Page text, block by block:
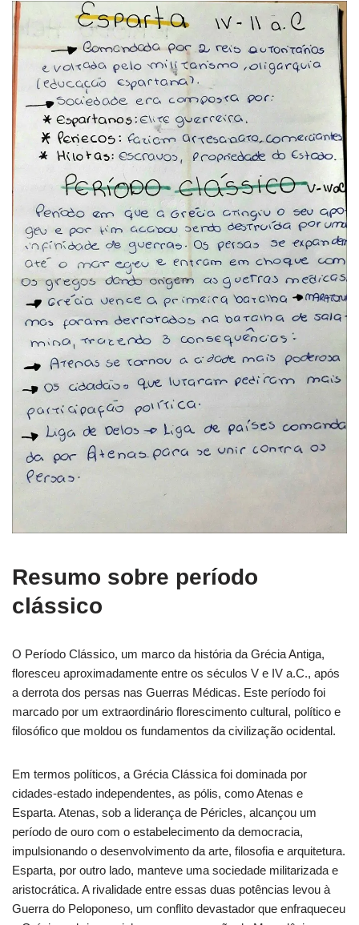
Resumo sobre período
clássico
O Período Clássico, um marco da história da Grécia Antiga,
floresceu aproximadamente entre os séculos V e IV a.C., após
a derrota dos persas nas Guerras Médicas. Este período foi
marcado por um extraordinário florescimento cultural, político e
filosófico que moldou os fundamentos da civilização ocidental.
Em termos políticos, a Grécia Clássica foi dominada por
cidades-estado independentes, as pólis, como Atenas e
Esparta. Atenas, sob a liderança de Péricles, alcançou um
período de ouro com o estabelecimento da democracia,
impulsionando o desenvolvimento da arte, filosofia e arquitetura.
Esparta, por outro lado, manteve uma sociedade militarizada e
aristocrática. A rivalidade entre essas duas potências levou à
Guerra do Peloponeso, um conflito devastador que enfraqueceu